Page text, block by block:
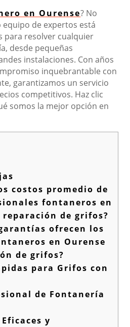
en Ourense? No
de expertos está
para resolver cualquier
desde pequeñas
instalaciones. Con años
inquebrantable con
garantizamos un servicio
competitivos. Haz clic
somos la mejor opción en
costos promedio de
fontaneros en
de grifos?
ofrecen los
en Ourense
de grifos?
para Grifos con
de Fontanería
y